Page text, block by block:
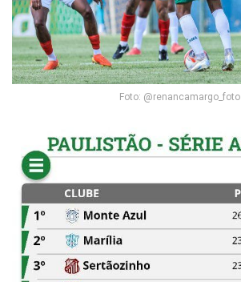
Foto: @renancamargo_foto